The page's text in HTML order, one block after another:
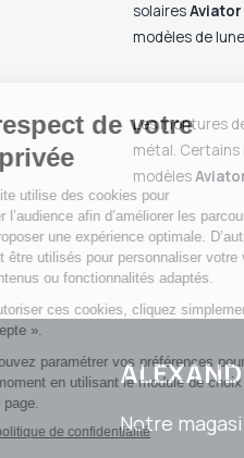
solairesAviator
modèles de
Les montures
métal. Certains
modèles
Notre